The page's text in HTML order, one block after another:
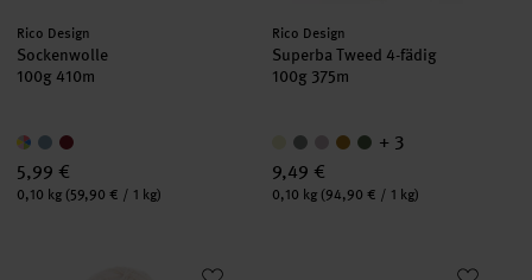
Hersteller:
Rico Design
Sockenwolle
100g 410m
5,99 €
Inhalt:
0,10 kg (59,90 € / 1 kg)
Hersteller:
Rico Design
Superba Tweed 4-fädig
100g 375m
+ 3
9,49 €
Inhalt:
0,10 kg (94,90 € / 1 kg)
Superba Bamboo Uni 4fädig